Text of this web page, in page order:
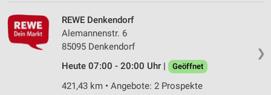
❯
REWE Denkendorf
Alemannenstr. 6
85095 Denkendorf
Heute 07:00 - 20:00 Uhr |
Geöffnet
421,43 km • Angebote: 2 Prospekte